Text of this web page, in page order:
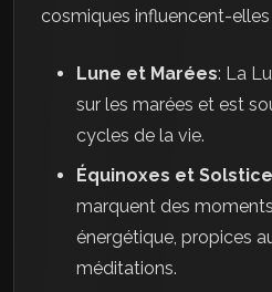
cosmiques influencent-
Lune et Marées: La
sur les marées et est
cycles de la vie.
Équinoxes et
marquent des
énergétique, propices
méditations.